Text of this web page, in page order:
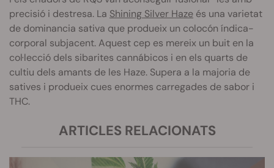
precisió i destresa. La Shining Silver Haze és una varietat
de dominancia sativa que produeix un colocón índica-
corporal subjacent. Aquest cep es mereix un buit en la
col·lecció dels sibarites cannábicos i en els quarts de
cultiu dels amants de les Haze. Supera a la majoria de
satives i produeix cues enormes carregades de sabor i
THC.
ARTICLES RELACIONATS